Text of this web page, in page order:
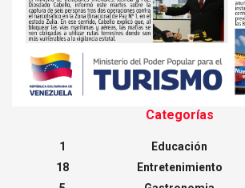
Categorías
1
18
Educación
Entretenimiento